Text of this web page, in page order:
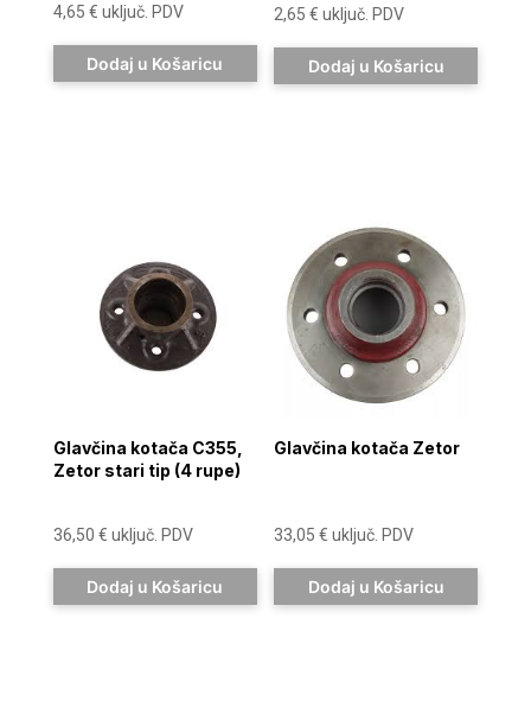
4,65 € uključ. PDV
Dodaj u Košaricu
2,65€ uključ. PDV
Dodaj u Košaricu
Glavčina kotača C355,
Zetor stari tip (4 rupe)
36,50 € uključ. PDV
Dodaj u Košaricu
Glavčina kotača Zetor
33,05€ uključ. PDV
Dodaj u Košaricu